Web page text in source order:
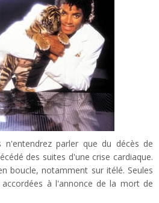
parler que du décès de
des suites d'une crise cardiaque.
boucle, notamment sur itélé. Seules
à l'annonce de la mort de